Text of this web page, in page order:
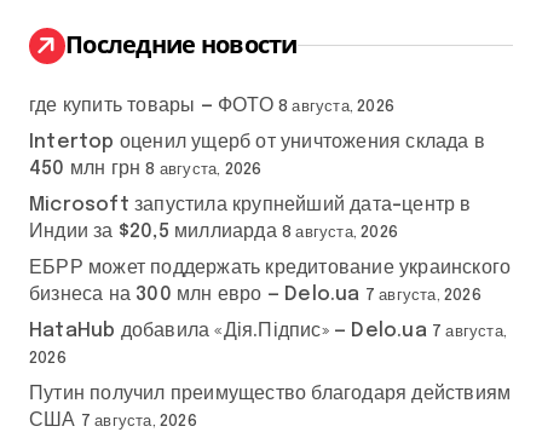
:
Последние новости
где купить товары — ФОТО 8 августа, 2026
Intertop оценил ущерб от уничтожения склада в
450 млн грн 8 августа, 2026
Microsoft запустила крупнейший дата-центр в
Индии за $20,5 миллиарда 8 августа, 2026
ЕБРР может поддержать кредитование украинского
бизнеса на 300 млн евро — Delo.ua 7 августа, 2026
HataHub добавила «Дія.Підпис» — Delo.ua 7 августа,
2026
Путин получил преимущество благодаря действиям
США 7 августа, 2026